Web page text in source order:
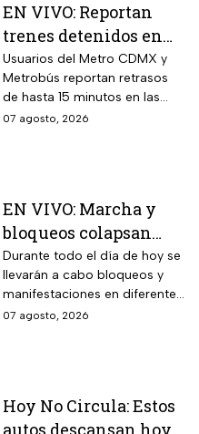
EN VIVO: Reportan
trenes detenidos en
líneas del Metro
CDMX hoy 7 de agosto;
Metrobús restablece
servicio
Usuarios del Metro CDMX y
Metrobús reportan retrasos
de hasta 15 minutos en las
líneas
07 agosto, 2026
EN VIVO: Marcha y
bloqueos colapsan
calles por cierres en
CDMX hoy
Durante todo el día de hoy se
llevarán a cabo bloqueos y
manifestaciones en diferentes
zonas de la CDMX por lo que
07 agosto, 2026
Hoy No Circula: Estos
autos descansan hoy